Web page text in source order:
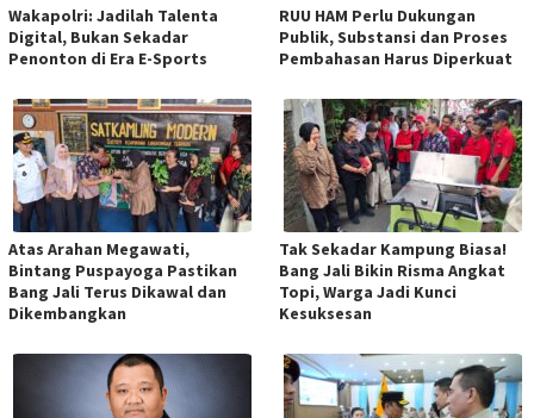
Wakapolri: Jadilah Talenta
Digital, Bukan Sekadar
Penonton di Era E-Sports
RUU HAM Perlu Dukungan
Publik, Substansi dan Proses
Pembahasan Harus Diperkuat
Atas Arahan Megawati,
Bintang Puspayoga Pastikan
Bang Jali Terus Dikawal dan
Dikembangkan
Tak Sekadar Kampung Biasa!
Bang Jali Bikin Risma Angkat
Topi, Warga Jadi Kunci
Kesuksesan